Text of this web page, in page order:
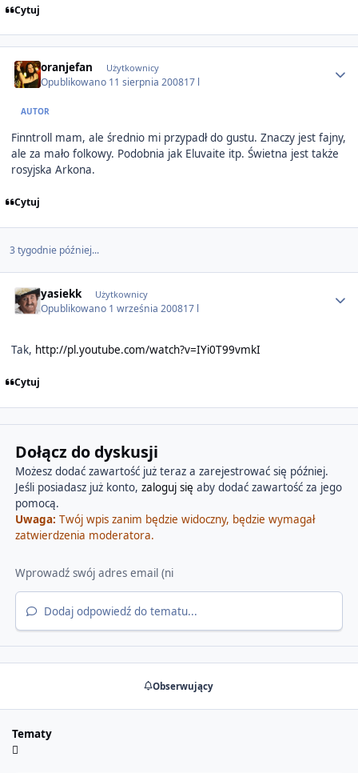
Cytuj
oranjefan Użytkownicy
Opublikowano 11 sierpnia 200817 l
AUTOR
Finntroll mam, ale średnio mi przypadł do gustu. Znaczy jest fajny,
ale za mało folkowy. Podobnia jak Eluvaite itp. Świetna jest także
rosyjska Arkona.
Cytuj
3 tygodnie później...
yasiekk Użytkownicy
Opublikowano 1 września 200817 l
Tak, http://pl.youtube.com/watch?v=IYi0T99vmkI
Cytuj
Dołącz do dyskusji
Możesz dodać zawartość już teraz a zarejestrować się później.
Jeśli posiadasz już konto, zaloguj się aby dodać zawartość za jego
pomocą.
Uwaga: Twój wpis zanim będzie widoczny, będzie wymagał
zatwierdzenia moderatora.
Dodaj odpowiedź do tematu...
Obserwujący
Tematy